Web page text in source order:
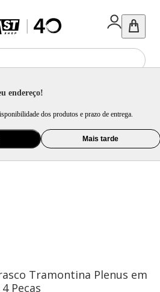
endereço!
dos produtos e prazo de entrega.
Mais tarde
para Churrasco
Tramontina Plenus em
Peças